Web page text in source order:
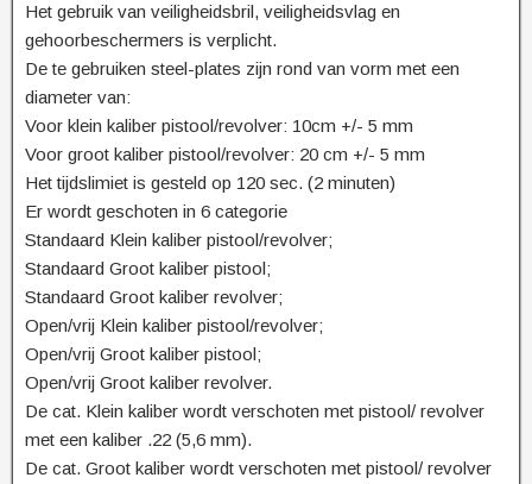
Het gebruik van veiligheidsbril, veiligheidsvlag en
gehoorbeschermers is verplicht.
De te gebruiken steel-plates zijn rond van vorm met een
diameter van:
Voor klein kaliber pistool/revolver: 10cm +/- 5 mm
Voor groot kaliber pistool/revolver: 20 cm +/- 5 mm
Het tijdslimiet is gesteld op 120 sec. (2 minuten)
Er wordt geschoten in 6 categorie
Standaard Klein kaliber pistool/revolver;
Standaard Groot kaliber pistool;
Standaard Groot kaliber revolver;
Open/vrij Klein kaliber pistool/revolver;
Open/vrij Groot kaliber pistool;
Open/vrij Groot kaliber revolver.
De cat. Klein kaliber wordt verschoten met pistool/ revolver
met een kaliber .22 (5,6 mm).
De cat. Groot kaliber wordt verschoten met pistool/ revolver